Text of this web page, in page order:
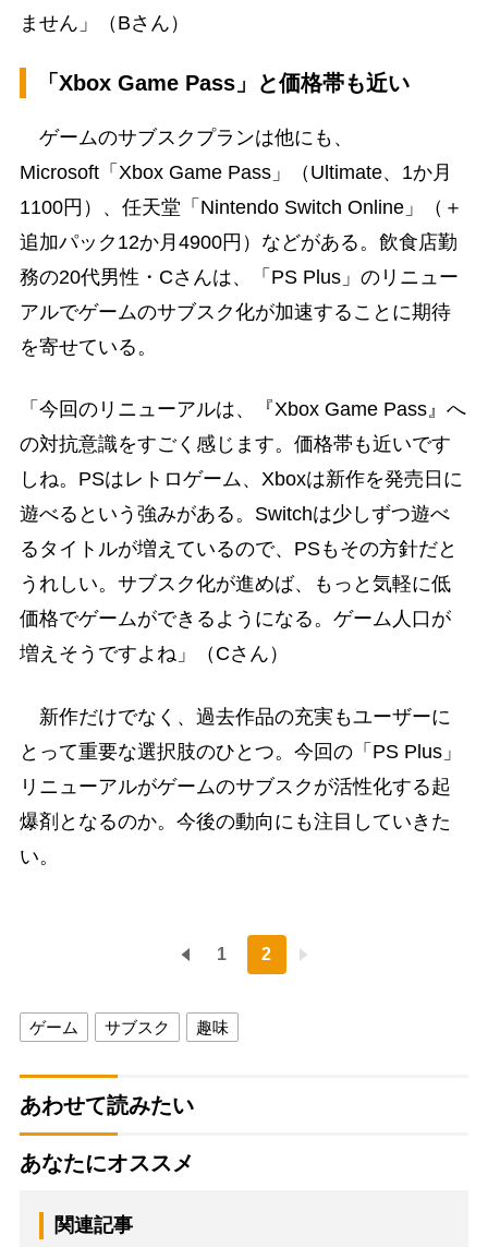
ません」（Bさん）
「Xbox Game Pass」と価格帯も近い
ゲームのサブスクプランは他にも、
Microsoft「Xbox Game Pass」（Ultimate、1か月
1100円）、任天堂「Nintendo Switch Online」（＋
追加パック12か月4900円）などがある。飲食店勤
務の20代男性・Cさんは、「PS Plus」のリニュー
アルでゲームのサブスク化が加速することに期待
を寄せている。
「今回のリニューアルは、『Xbox Game Pass』へ
の対抗意識をすごく感じます。価格帯も近いです
しね。PSはレトロゲーム、Xboxは新作を発売日に
遊べるという強みがある。Switchは少しずつ遊べ
るタイトルが増えているので、PSもその方針だと
うれしい。サブスク化が進めば、もっと気軽に低
価格でゲームができるようになる。ゲーム人口が
増えそうですよね」（Cさん）
新作だけでなく、過去作品の充実もユーザーに
とって重要な選択肢のひとつ。今回の「PS Plus」
リニューアルがゲームのサブスクが活性化する起
爆剤となるのか。今後の動向にも注目していきた
い。
1 2
ゲーム サブスク 趣味
あわせて読みたい
あなたにオススメ
関連記事